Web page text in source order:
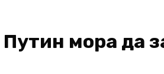
Путин мора да